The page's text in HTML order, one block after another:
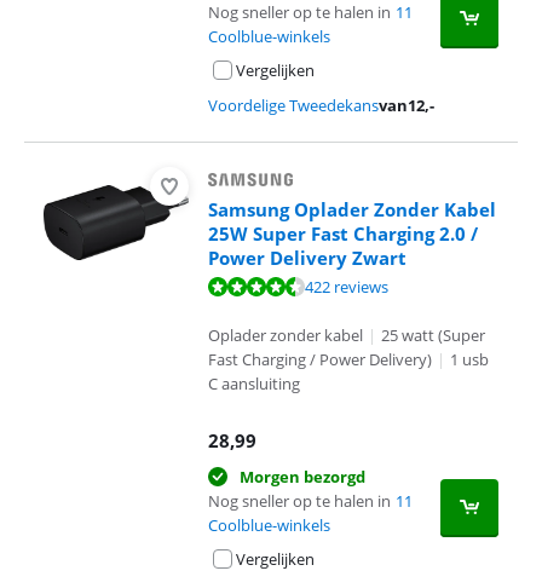
Nog sneller op te halen in 11
Coolblue-winkels
Vergelijken
Voordelige Tweedekansvan12,-
Samsung Oplader Zonder Kabel
25W Super Fast Charging 2.0 /
Power Delivery Zwart
Beoordeling is 8,7 van de 10, gebaseerd op 422 reviews.
422 reviews
Oplader zonder kabel | 25 watt (Super
Fast Charging / Power Delivery) | 1 usb
C aansluiting
28,99
Morgen bezorgd
Nog sneller op te halen in 11
Coolblue-winkels
Vergelijken